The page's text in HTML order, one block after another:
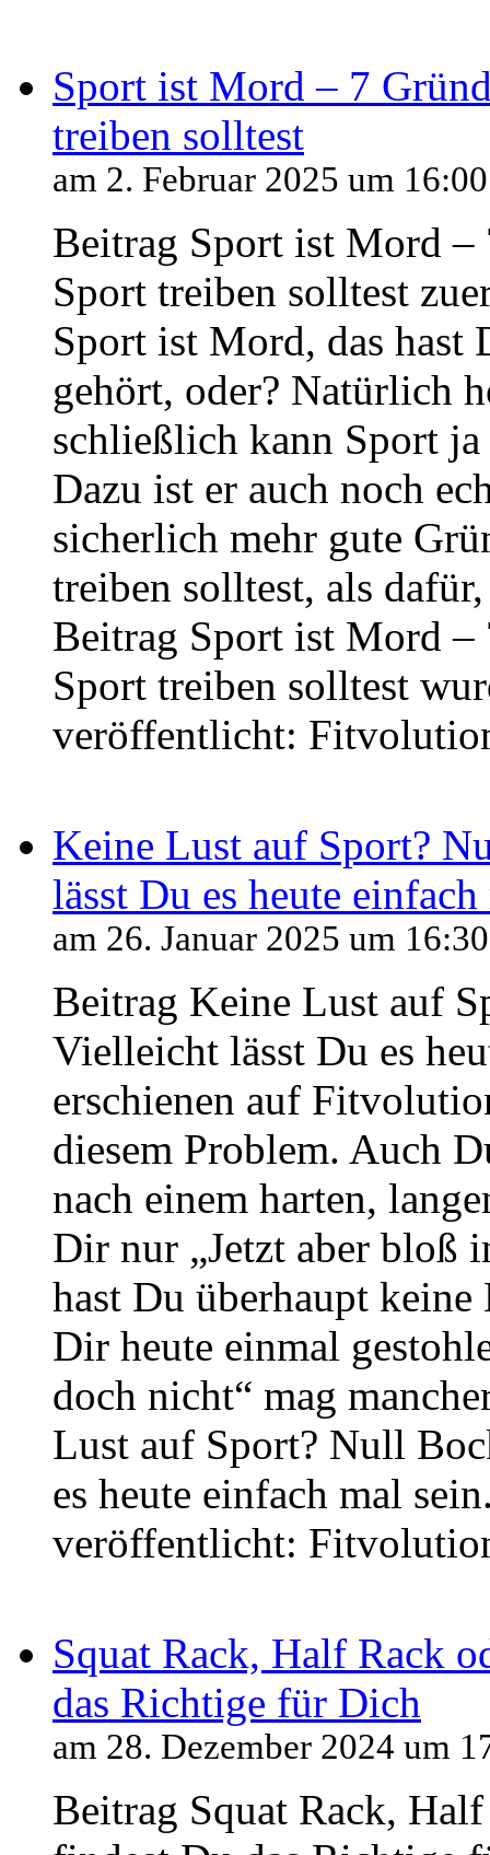
Sport ist Mord – 7
treiben solltest
am 2. Februar 2025 um 16:00
Beitrag Sport ist Mord –
Sport treiben solltest
Sport ist Mord, das hast
gehört, oder? Natürlich
schließlich kann Sport
Dazu ist er auch noch
sicherlich mehr gute
treiben solltest, als
Beitrag Sport ist Mord –
Sport treiben solltest
veröffentlicht:
Keine Lust auf Sport?
lässt Du es heute
am 26. Januar 2025 um 16:30
Beitrag Keine Lust auf
Vielleicht lässt Du es
erschienen auf
diesem Problem. Auch
nach einem harten,
Dir nur „Jetzt aber bloß
hast Du überhaupt
Dir heute einmal
doch nicht“ mag
Lust auf Sport? Null
es heute einfach mal
veröffentlicht:
Squat Rack, Half Rack
das Richtige für Dich
am 28. Dezember 2024 um
Beitrag Squat Rack,